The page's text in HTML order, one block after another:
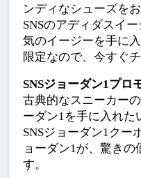
ンディなシューズを
SNSのアディダスイ
気のイージーを手に
限定なので、今すぐ
SNSジョーダン1プロ
古典的なスニーカー
ーダン1を手に入れた
SNSジョーダン1クー
ョーダン1が、驚き
す。